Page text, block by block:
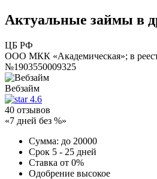
Актуальные займы в
ЦБ РФ
ООО МКК «Академическая»; в
№1903550009325
Вебзайм
4.6
40 отзывов
«7 дней без %»
Сумма: до 20000
Срок 5 - 25 дней
Ставка от 0%
Одобрение высокое